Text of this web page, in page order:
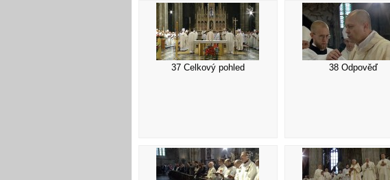
37 Celkový pohled 38 Odpověď